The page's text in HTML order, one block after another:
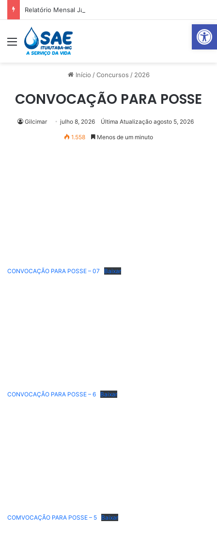
Abrir
Relatório Mensal Janeiro – Qualidade da Água Tratada
Menu
Início / Concursos / 2026
CONVOCAÇÃO PARA POSSE
Gilcimar julho 8, 2026 Última Atualização agosto 5, 2026
1.558 Menos de um minuto
CONVOCAÇÃO PARA POSSE – 07 Baixar
CONVOCAÇÃO PARA POSSE – 6 Baixar
COMVOCAÇÃO PARA POSSE – 5 Baixar